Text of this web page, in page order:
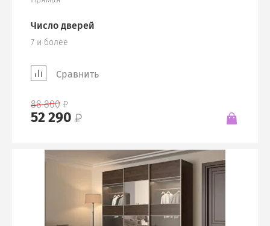
Число дверей
7 и более
Сравнить
88 800
52 290